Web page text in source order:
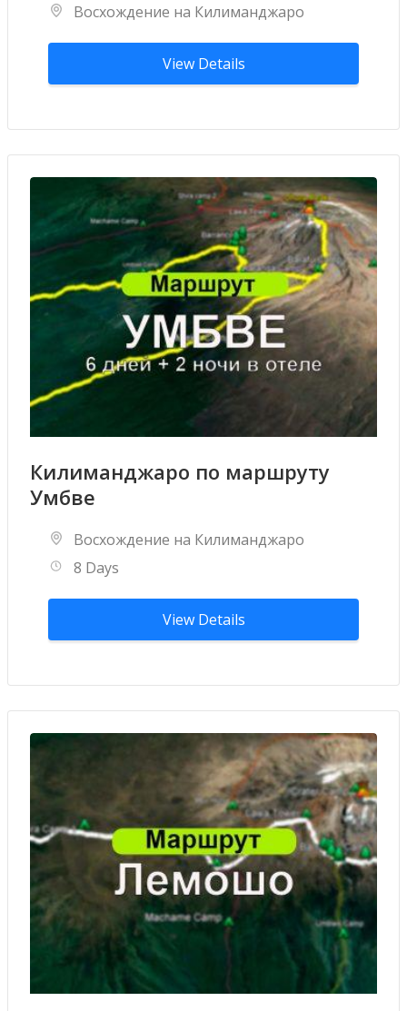
Восхождение на Килиманджаро
View Details
Килиманджаро по маршруту
Умбве
Восхождение на Килиманджаро
8 Days
View Details